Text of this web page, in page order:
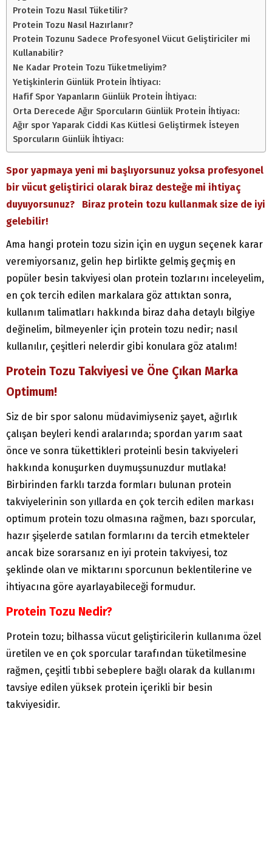
Protein Tozu Nasıl Tüketilir?
Protein Tozu Nasıl Hazırlanır?
Protein Tozunu Sadece Profesyonel Vücut Geliştiriciler mi
Kullanabilir?
Ne Kadar Protein Tozu Tüketmeliyim?
Yetişkinlerin Günlük Protein İhtiyacı:
Hafif Spor Yapanların Günlük Protein İhtiyacı:
Orta Derecede Ağır Sporcuların Günlük Protein İhtiyacı:
Ağır spor Yaparak Ciddi Kas Kütlesi Geliştirmek İsteyen
Sporcuların Günlük İhtiyacı:
Spor yapmaya yeni mi başlıyorsunuz yoksa profesyonel
bir vücut geliştirici olarak biraz desteğe mi ihtiyaç
duyuyorsunuz? Biraz protein tozu kullanmak size de iyi
gelebilir!
Ama hangi protein tozu sizin için en uygun seçenek karar
veremiyorsanız, gelin hep birlikte gelmiş geçmiş en
popüler besin takviyesi olan protein tozlarını inceleyelim,
en çok tercih edilen markalara göz attıktan sonra,
kullanım talimatları hakkında biraz daha detaylı bilgiye
değinelim, bilmeyenler için protein tozu nedir; nasıl
kullanılır, çeşitleri nelerdir gibi konulara göz atalım!
Protein Tozu Takviyesi ve Öne Çıkan Marka
Optimum!
Siz de bir spor salonu müdavimiyseniz şayet, ağırlık
çalışan beyleri kendi aralarında; spordan yarım saat
önce ve sonra tükettikleri proteinli besin takviyeleri
hakkında konuşurken duymuşsunuzdur mutlaka!
Birbirinden farklı tarzda formları bulunan protein
takviyelerinin son yıllarda en çok tercih edilen markası
optimum protein tozu olmasına rağmen, bazı sporcular,
hazır şişelerde satılan formlarını da tercih etmekteler
ancak bize sorarsanız en iyi protein takviyesi, toz
şeklinde olan ve miktarını sporcunun beklentilerine ve
ihtiyacına göre ayarlayabileceği formudur.
Protein Tozu Nedir?
Protein tozu; bilhassa vücut geliştiricilerin kullanıma özel
üretilen ve en çok sporcular tarafından tüketilmesine
rağmen, çeşitli tıbbi sebeplere bağlı olarak da kullanımı
tavsiye edilen yüksek protein içerikli bir besin
takviyesidir.